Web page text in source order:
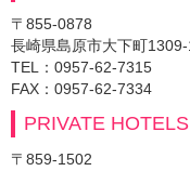
〒855-0878
長崎県島原市大下町1309-
TEL：0957-62-7315
FAX：0957-62-7334
PRIVATE
〒859-1502